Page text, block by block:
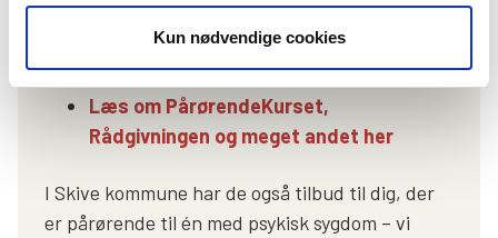
Kun nødvendige cookies
Bedre Psykiatri:
Læs om PårørendeKurset,
Rådgivningen og meget andet her
I Skive kommune har de også tilbud til dig, der
er pårørende til én med psykisk sygdom – vi